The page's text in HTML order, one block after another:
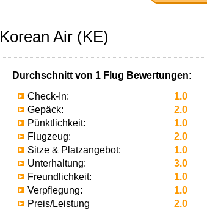
Korean Air (KE)
Durchschnitt von 1 Flug Bewertungen:
Check-In:
1.0
Gepäck:
2.0
Pünktlichkeit:
1.0
Flugzeug:
2.0
Sitze & Platzangebot:
1.0
Unterhaltung:
3.0
Freundlichkeit:
1.0
Verpflegung:
1.0
Preis/Leistung
2.0